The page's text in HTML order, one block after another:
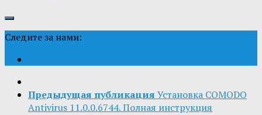
Следите за нами:
Предыдущая публикация Установка COMODO
Antivirus 11.0.0.6744. Полная инструкция